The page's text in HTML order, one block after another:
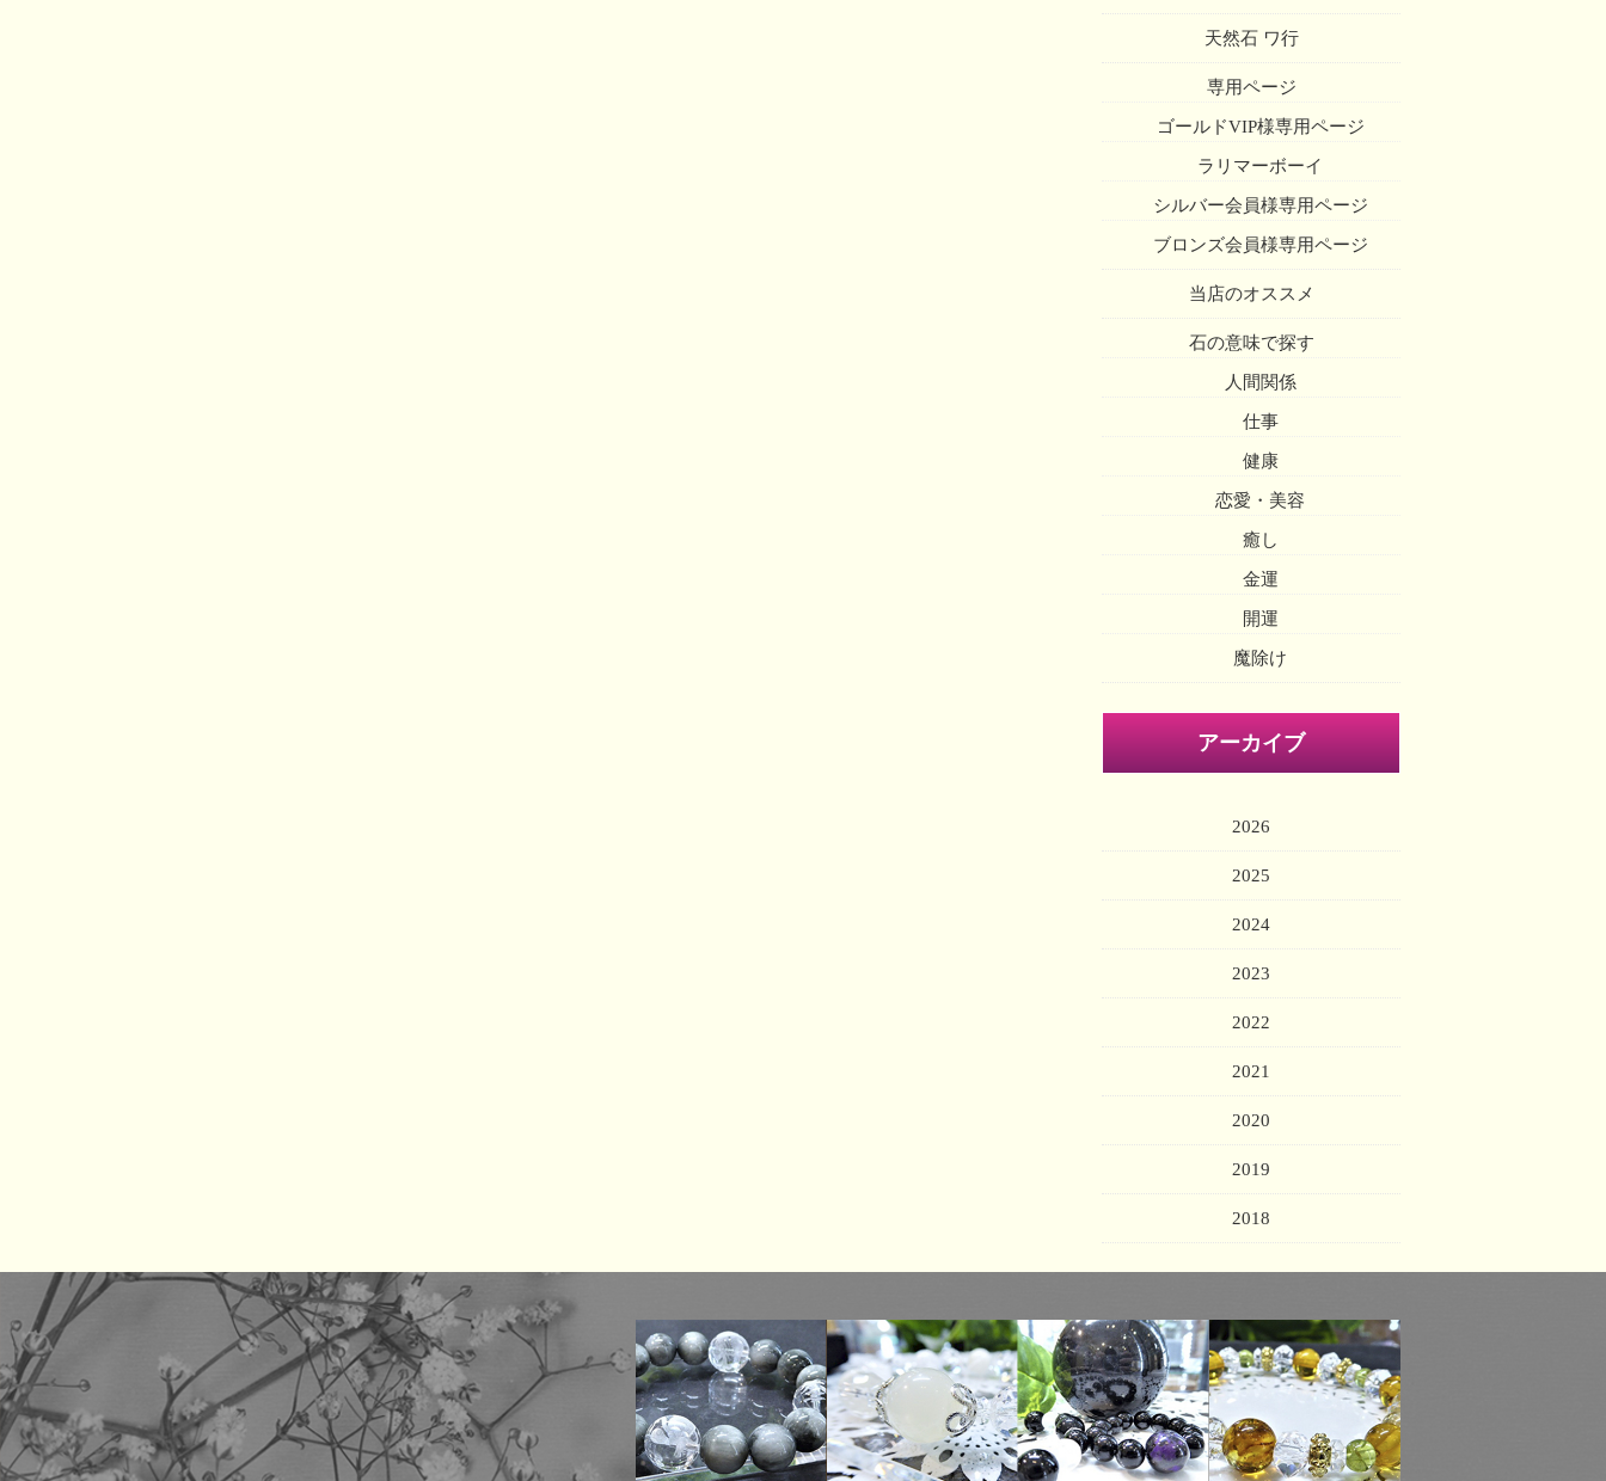
天然石 ワ行
専用ページ
ゴールドVIP様専用ページ
ラリマーボーイ
シルバー会員様専用ページ
ブロンズ会員様専用ページ
当店のオススメ
石の意味で探す
人間関係
仕事
健康
恋愛・美容
癒し
金運
開運
魔除け
アーカイブ
2026
2025
2024
2023
2022
2021
2020
2019
2018